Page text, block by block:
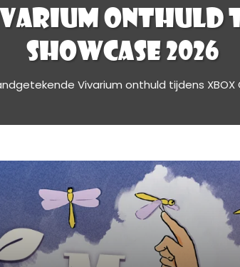
onthuld
Showcase 2026
Vivarium onthuld tijdens XBOX